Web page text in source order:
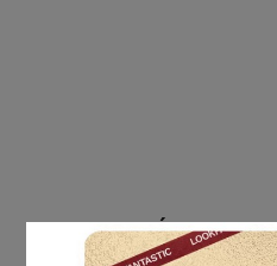
ÉTIQUETTE